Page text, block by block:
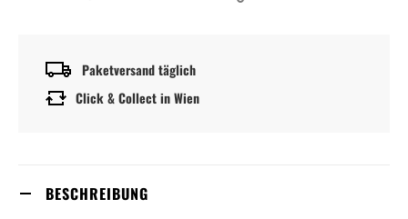
Paketversand täglich
Click & Collect in Wien
BESCHREIBUNG